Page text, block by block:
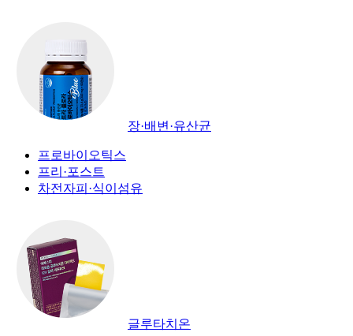
장·배변·유산균
프로바이오틱스
프리·포스트
차전자피·식이섬유
글루타치온